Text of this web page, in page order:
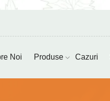
Noi Produse Cazuri